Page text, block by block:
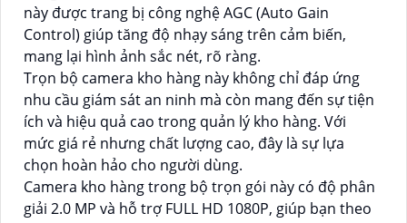
này được trang bị công nghệ AGC (Auto Gain
Control) giúp tăng độ nhạy sáng trên cảm biến,
mang lại hình ảnh sắc nét, rõ ràng.
Trọn bộ camera kho hàng này không chỉ đáp ứng
nhu cầu giám sát an ninh mà còn mang đến sự tiện
ích và hiệu quả cao trong quản lý kho hàng. Với
mức giá rẻ nhưng chất lượng cao, đây là sự lựa
chọn hoàn hảo cho người dùng.
Camera kho hàng trong bộ trọn gói này có độ phân
giải 2.0 MP và hỗ trợ FULL HD 1080P, giúp bạn theo